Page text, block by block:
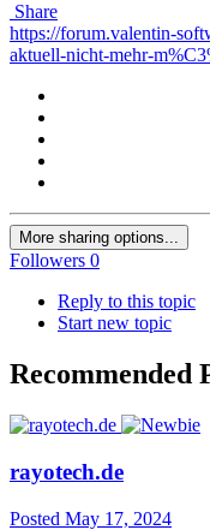
Share
https://forum.valentin-
aktuell-nicht-mehr-
More sharing options...
Followers 0
Reply to this topic
Start new topic
Recommended
rayotech.de
Posted May 17, 2024